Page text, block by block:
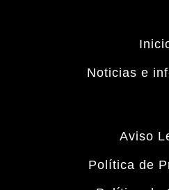
Noticias e
Aviso
Política de